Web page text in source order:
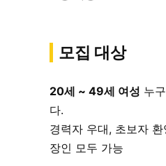
모집 대상
20세 ~ 49세 여성 누
다.
경력자 우대, 초보자 환
장인 모두 가능